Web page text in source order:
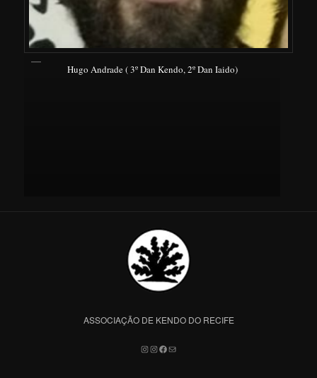
Hugo Andrade ( 3º Dan Kendo, 2º Dan Iaido)
ASSOCIAÇÃO DE KENDO DO RECIFE
Instagram
Instagram
Facebook
Mail